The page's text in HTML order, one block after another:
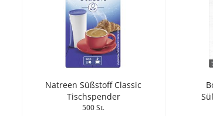
Natreen Süßstoff Classic
Tischspender
500 St.